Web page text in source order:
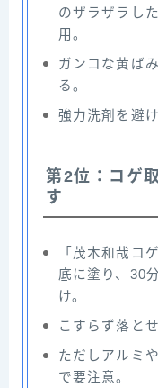
のザラザラし
用。
ガンコな黄ば
る。
強力洗剤を避
第2位：コゲ
す
「茂木和哉コ
底に塗り、30
け。
こすらず落と
ただしアルミ
で要注意。